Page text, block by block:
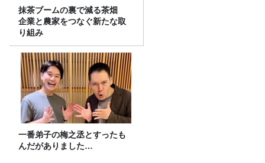
抹茶ブームの裏で減る茶畑
企業と農家をつなぐ新たな取
り組み
一番弟子の梅之丞とすったも
んだがありました…